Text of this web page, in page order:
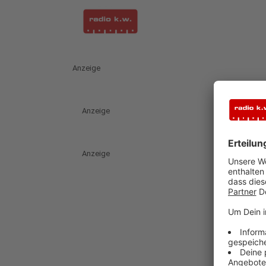
Anzeige
Anzeige
Anzeige